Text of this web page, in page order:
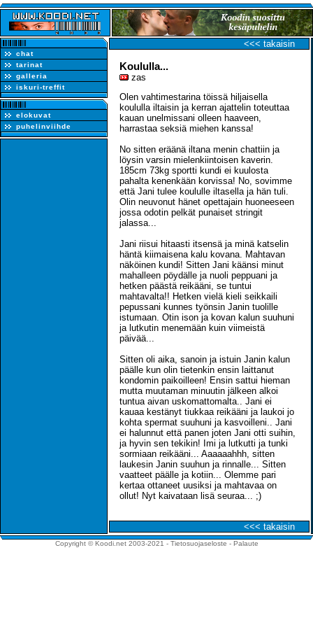
chat
tarinat
galleria
iskuri-treffit
elokuvat
puhelinviihde
<<< takaisin
Koululla...
zas
Olen vahtimestarina töissä hiljaisella
koululla iltaisin ja kerran ajattelin toteuttaa
kauan unelmissani olleen haaveen,
harrastaa seksiä miehen kanssa!
No sitten eräänä iltana menin chattiin ja
löysin varsin mielenkiintoisen kaverin.
185cm 73kg sportti kundi ei kuulosta
pahalta kenenkään korvissa! No, sovimme
että Jani tulee koululle iltasella ja hän tuli.
Olin neuvonut hänet opettajain huoneeseen
jossa odotin pelkät punaiset stringit
jalassa...
Jani riisui hitaasti itsensä ja minä katselin
häntä kiimaisena kalu kovana. Mahtavan
näköinen kundi! Sitten Jani käänsi minut
mahalleen pöydälle ja nuoli peppuani ja
hetken päästä reikääni, se tuntui
mahtavalta!! Hetken vielä kieli seikkaili
pepussani kunnes työnsin Janin tuolille
istumaan. Otin ison ja kovan kalun suuhuni
ja lutkutin menemään kuin viimeistä
päivää...
Sitten oli aika, sanoin ja istuin Janin kalun
päälle kun olin tietenkin ensin laittanut
kondomin paikoilleen! Ensin sattui hieman
mutta muutaman minuutin jälkeen alkoi
tuntua aivan uskomattomalta.. Jani ei
kauaa kestänyt tiukkaa reikääni ja laukoi jo
kohta spermat suuhuni ja kasvoilleni.. Jani
ei halunnut että panen joten Jani otti suihin,
ja hyvin sen tekikin! Imi ja lutkutti ja tunki
sormiaan reikääni... Aaaaaahhh, sitten
laukesin Janin suuhun ja rinnalle... Sitten
vaatteet päälle ja kotiin... Olemme pari
kertaa ottaneet uusiksi ja mahtavaa on
ollut! Nyt kaivataan lisä seuraa... ;)
<<< takaisin
Copyright © Koodi.net 2003-2021 - Tietosuojaseloste - Palaute